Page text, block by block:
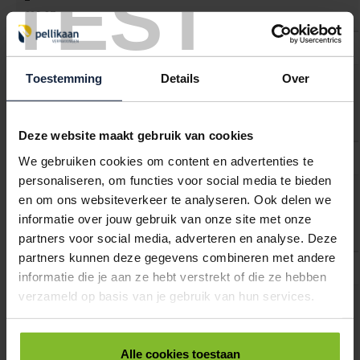
TEST
Toestemming Details Over
Deze website maakt gebruik van cookies
We gebruiken cookies om content en advertenties te
personaliseren, om functies voor social media te bieden
en om ons websiteverkeer te analyseren. Ook delen we
informatie over jouw gebruik van onze site met onze
partners voor social media, adverteren en analyse. Deze
partners kunnen deze gegevens combineren met andere
informatie die je aan ze hebt verstrekt of die ze hebben
verzameld op basis van je gebruik van hun services.
Alle cookies toestaan
€29,87
9000511 €0,00
PEARL WHITE MINI DISPENSER
1
9000512 €0,00
PEARL WHITE HANDDOEKAUTOMAAT "AUTOCUT EURO MATIC"
1
€99,58
€0,00
PEARL WHITE HANDDOEKAUTOMAAT EUROMATIC TEAR&GO